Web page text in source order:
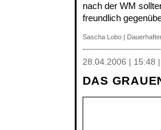
nach der WM
freundlich
Sascha Lobo|
28.04.2006 | 15:48
DAS